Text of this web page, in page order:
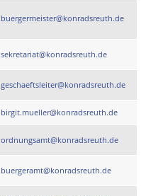
buergermeister@konradsreuth.de
sekretariat@konradsreuth.de
geschaeftsleiter@konradsreuth.de
birgit.mueller@konradsreuth.de
ordnungsamt@konradsreuth.de
buergeramt@konradsreuth.de